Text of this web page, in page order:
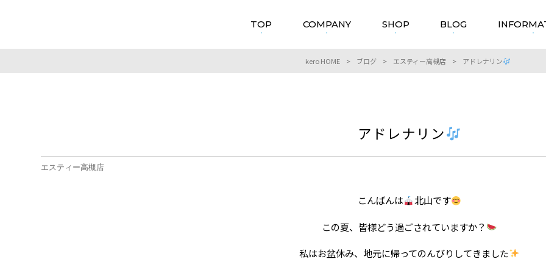
TOP COMPANY SHOP BLOG
kero HOME > ブログ > エスティー高槻店 > アドレナリン
アドレナリン
エスティー高槻店
こんばんは
北山です
この夏、皆様どう過ごされていますか？
私はお盆休み、地元に帰ってのんびりしてきました